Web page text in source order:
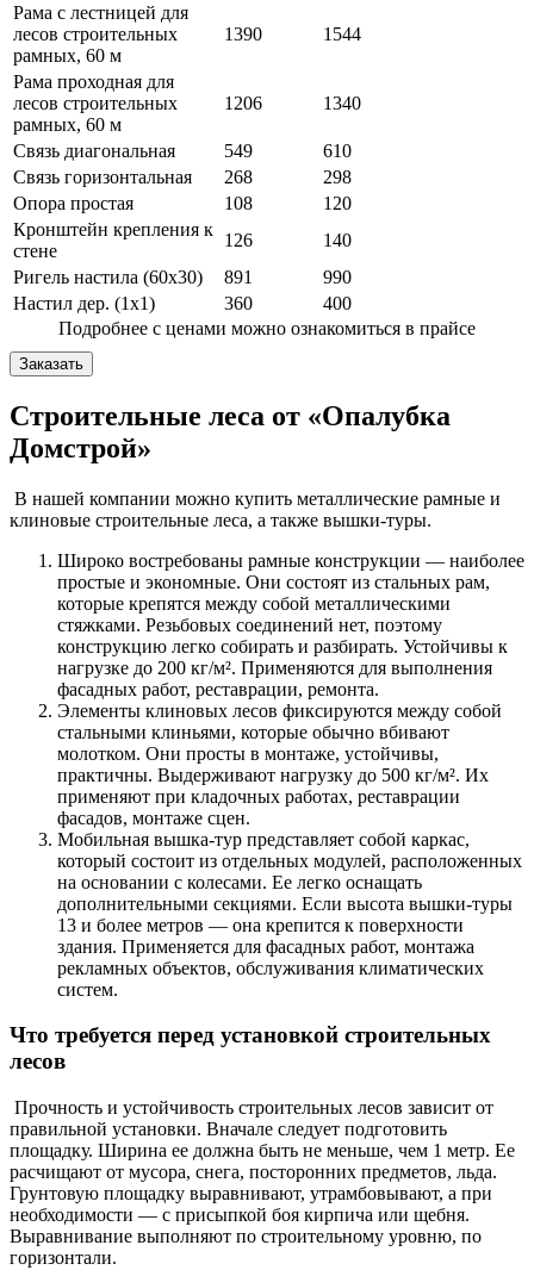
Рама с лестницей для
лесов строительных
рамных, 60 м
1390 1544
Рама проходная для
лесов строительных
рамных, 60 м
1206 1340
Связь диагональная 549
610
Связь горизонтальная
268
298
Опора простая
108
120
Кронштейн крепления к
стене
126
140
Ригель настила (60х30)
891
990
Настил дер. (1х1)
360
400
Подробнее с ценами можно ознакомиться в прайсе
Заказать
Строительные леса от «Опалубка
Домстрой»
В нашей компании можно купить металлические рамные и
клиновые строительные леса, а также вышки-туры.
Широко востребованы рамные конструкции — наиболее
простые и экономные. Они состоят из стальных рам,
которые крепятся между собой металлическими
стяжками. Резьбовых соединений нет, поэтому
конструкцию легко собирать и разбирать. Устойчивы к
нагрузке до 200 кг/м². Применяются для выполнения
фасадных работ, реставрации, ремонта.
Элементы клиновых лесов фиксируются между собой
стальными клиньями, которые обычно вбивают
молотком. Они просты в монтаже, устойчивы,
практичны. Выдерживают нагрузку до 500 кг/м². Их
применяют при кладочных работах, реставрации
фасадов, монтаже сцен.
Мобильная вышка-тур представляет собой каркас,
который состоит из отдельных модулей, расположенных
на основании с колесами. Ее легко оснащать
дополнительными секциями. Если высота вышки-туры
13 и более метров — она крепится к поверхности
здания. Применяется для фасадных работ, монтажа
рекламных объектов, обслуживания климатических
систем.
Что требуется перед установкой строительных
лесов
Прочность и устойчивость строительных лесов зависит от
правильной установки. Вначале следует подготовить
площадку. Ширина ее должна быть не меньше, чем 1 метр. Ее
расчищают от мусора, снега, посторонних предметов, льда.
Грунтовую площадку выравнивают, утрамбовывают, а при
необходимости — с присыпкой боя кирпича или щебня.
Выравнивание выполняют по строительному уровню, по
горизонтали.